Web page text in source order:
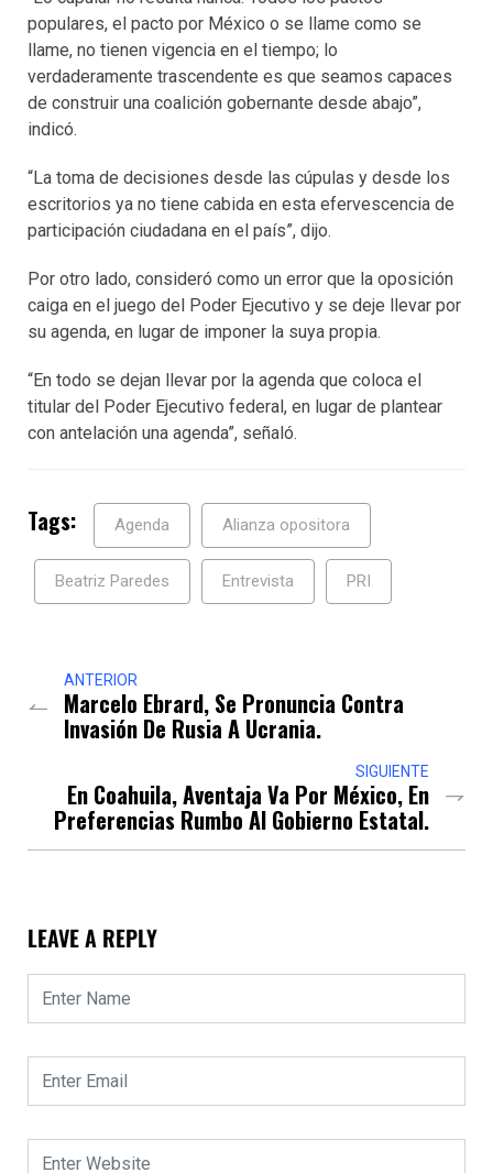
populares, el pacto por México o se llame como se
llame, no tienen vigencia en el tiempo; lo
verdaderamente trascendente es que seamos capaces
de construir una coalición gobernante desde abajo”,
indicó.
“La toma de decisiones desde las cúpulas y desde los
escritorios ya no tiene cabida en esta efervescencia de
participación ciudadana en el país”, dijo.
Por otro lado, consideró como un error que la oposición
caiga en el juego del Poder Ejecutivo y se deje llevar por
su agenda, en lugar de imponer la suya propia.
“En todo se dejan llevar por la agenda que coloca el
titular del Poder Ejecutivo federal, en lugar de plantear
con antelación una agenda”, señaló.
Tags: Agenda Alianza opositora
Beatriz Paredes Entrevista PRI
ANTERIOR
Marcelo Ebrard, Se Pronuncia Contra
Invasión De Rusia A Ucrania.
SIGUIENTE
En Coahuila, Aventaja Va Por México, En
Preferencias Rumbo Al Gobierno Estatal.
LEAVE A REPLY